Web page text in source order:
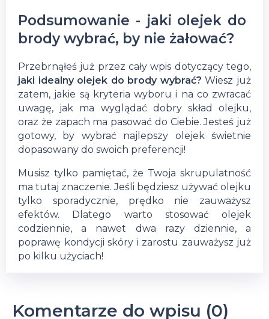
Podsumowanie - jaki olejek do
brody wybrać, by nie żałować?
Przebrnąłeś już przez cały wpis dotyczący tego,
jaki idealny olejek do brody wybrać? Wiesz już
zatem, jakie są kryteria wyboru i na co zwracać
uwagę, jak ma wyglądać dobry skład olejku,
oraz że zapach ma pasować do Ciebie. Jesteś już
gotowy, by wybrać najlepszy olejek świetnie
dopasowany do swoich preferencji!
Musisz tylko pamiętać, że Twoja skrupulatność
ma tutaj znaczenie. Jeśli będziesz używać olejku
tylko sporadycznie, prędko nie zauważysz
efektów. Dlatego warto stosować olejek
codziennie, a nawet dwa razy dziennie, a
poprawę kondycji skóry i zarostu zauważysz już
po kilku użyciach!
Komentarze do wpisu (0)